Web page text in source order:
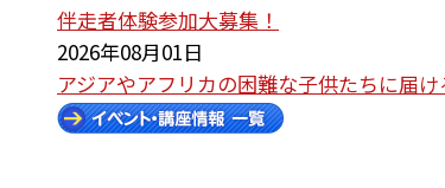
伴走者体験参加大募集！
2026年08月01日
アジアやアフリカの困難な子供たちに届